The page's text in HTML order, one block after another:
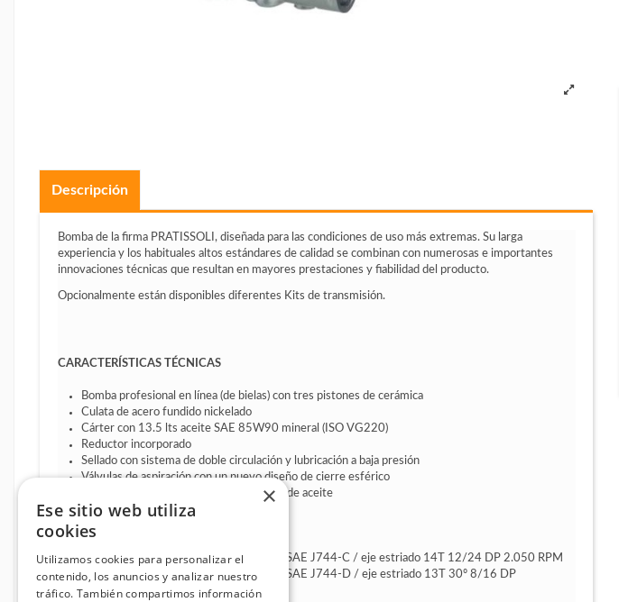
Descripción
Bomba de la firma PRATISSOLI, diseñada para las condiciones de uso más extremas. Su larga
experiencia y los habituales altos estándares de calidad se combinan con numerosas e importantes
innovaciones técnicas que resultan en mayores prestaciones y fiabilidad del producto.
Opcionalmente están disponibles diferentes Kits de transmisión.
CARACTERÍSTICAS TÉCNICAS
Bomba profesional en línea (de bielas) con tres pistones de cerámica
Culata de acero fundido nickelado
Cárter con 13.5 lts aceite SAE 85W90 mineral (ISO VG220)
Reductor incorporado
Sellado con sistema de doble circulación y lubricación a baja presión
Válvulas de aspiración con un nuevo diseño de cierre esférico
Lubricación / enfriamiento por barboteo de aceite
KITS TRANSMISION OPCIONALES
Kit Predisposición para motor hidráulico SAE J744-C / eje estriado 14T 12/24 DP 2.050 RPM
Kit Predisposición para motor hidráulico SAE J744-D / eje estriado 13T 30º 8/16 DP
1.500 RPM
×
Ese sitio web utiliza
cookies
Utilizamos cookies para personalizar el
contenido, los anuncios y analizar nuestro
tráfico. También compartimos información